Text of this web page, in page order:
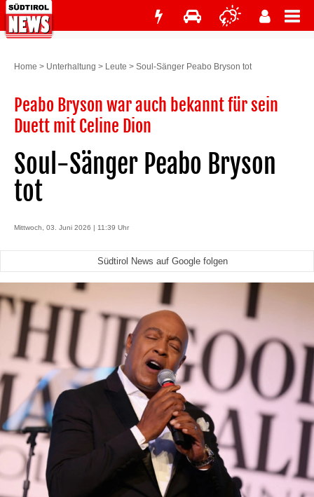
Home > Unterhaltung > Leute > Soul-Sänger Peabo Bryson tot
Peabo Bryson war auch bekannt für sein
Duett mit Celine Dion
Soul-Sänger Peabo Bryson
tot
Mittwoch, 03. Juni 2026 | 11:39 Uhr
Südtirol News auf Google folgen